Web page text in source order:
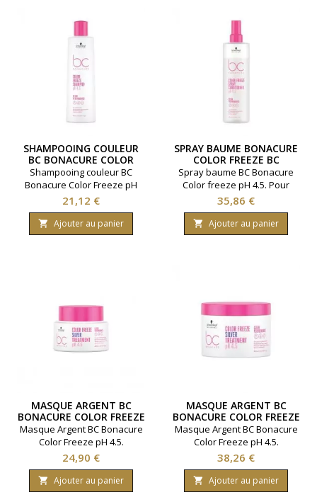
SHAMPOOING COULEUR
BC BONACURE COLOR
FREEZE 500ML
Shampooing couleur BC
Bonacure Color Freeze pH
4.5. Renforcement des
cheveux. Fixation des
pigments de couleur. Marque
Schwarzkopf. Contenance
Prix
21,12 €
 Ajouter au panier
SPRAY BAUME BONACURE
COLOR FREEZE BC
BONACURE 400ML
Spray baume BC Bonacure
Color freeze pH 4.5. Pour
cheveux colorés. Marque
Schwarzkopf. Contenance
400 millilitres.
Prix
35,86 €
 Ajouter au panier
MASQUE ARGENT BC
BONACURE COLOR FREEZE
200ML
Masque Argent BC Bonacure
Color Freeze pH 4.5.
Protection de la fibre
capillaire. Ravive les cheveux
colorés. Marque
Schwarzkopf. Contenance
Prix
24,90 €
 Ajouter au panier
MASQUE ARGENT BC
BONACURE COLOR FREEZE
500ML
Masque Argent BC Bonacure
Color Freeze pH 4.5.
Protection de la fibre
capillaire. Ravive les cheveux
colorés. Marque
Schwarzkopf. Contenance
Prix
38,26 €
 Ajouter au panier